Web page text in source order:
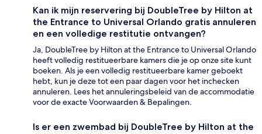
Kan ik mijn reservering bij DoubleTree by Hilton at
the Entrance to Universal Orlando gratis annuleren
en een volledige restitutie ontvangen?
Ja, DoubleTree by Hilton at the Entrance to Universal Orlando
heeft volledig restitueerbare kamers die je op onze site kunt
boeken. Als je een volledig restitueerbare kamer geboekt
hebt, kun je deze tot een paar dagen voor het inchecken
annuleren. Lees het annuleringsbeleid van de accommodatie
voor de exacte Voorwaarden & Bepalingen.
Is er een zwembad bij DoubleTree by Hilton at the